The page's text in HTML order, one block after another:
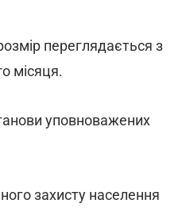
переглядається з
місяця.
уповноважених
захисту населення